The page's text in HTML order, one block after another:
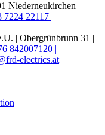
Niederneukirchen |
7224 22117 |
| Obergrünbrunn 31 |
842007120 |
electrics.at